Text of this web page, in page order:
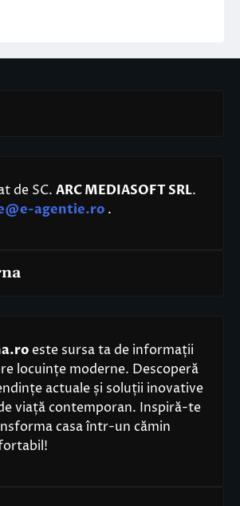
de SC. ARC MEDIASOFT SRL.
agentie.ro .
este sursa ta de informații
locuințe moderne. Descoperă
actuale și soluții inovative
viață contemporan. Inspiră-te
casa într-un cămin